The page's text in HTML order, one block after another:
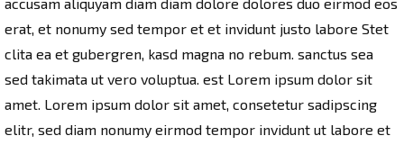
erat, et nonumy sed tempor et et invidunt justo labore Stet
clita ea et gubergren, kasd magna no rebum. sanctus sea
sed takimata ut vero voluptua. est Lorem ipsum dolor sit
amet. Lorem ipsum dolor sit amet, consetetur sadipscing
elitr, sed diam nonumy eirmod tempor invidunt ut labore et